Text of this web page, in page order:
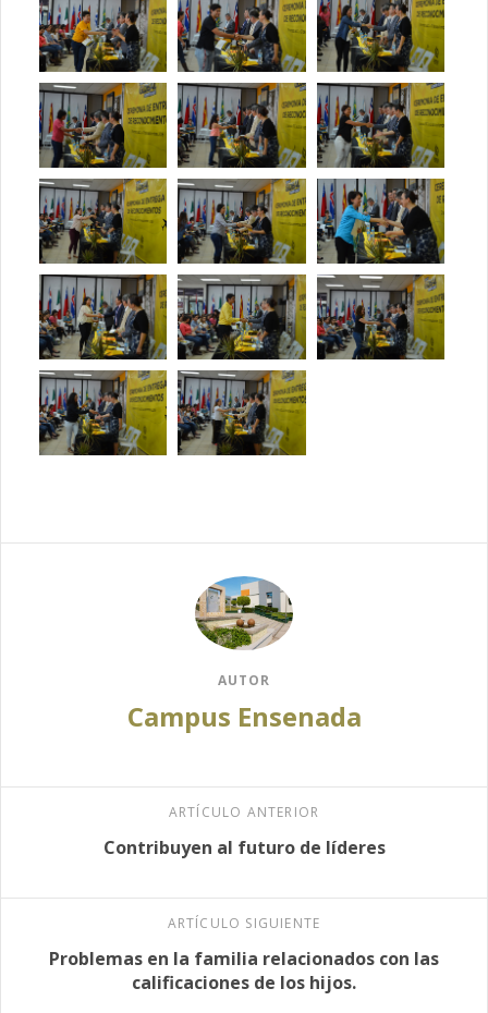
AUTOR
Campus Ensenada
ARTÍCULO ANTERIOR
Contribuyen al futuro de líderes
ARTÍCULO SIGUIENTE
Problemas en la familia relacionados con las
calificaciones de los hijos.